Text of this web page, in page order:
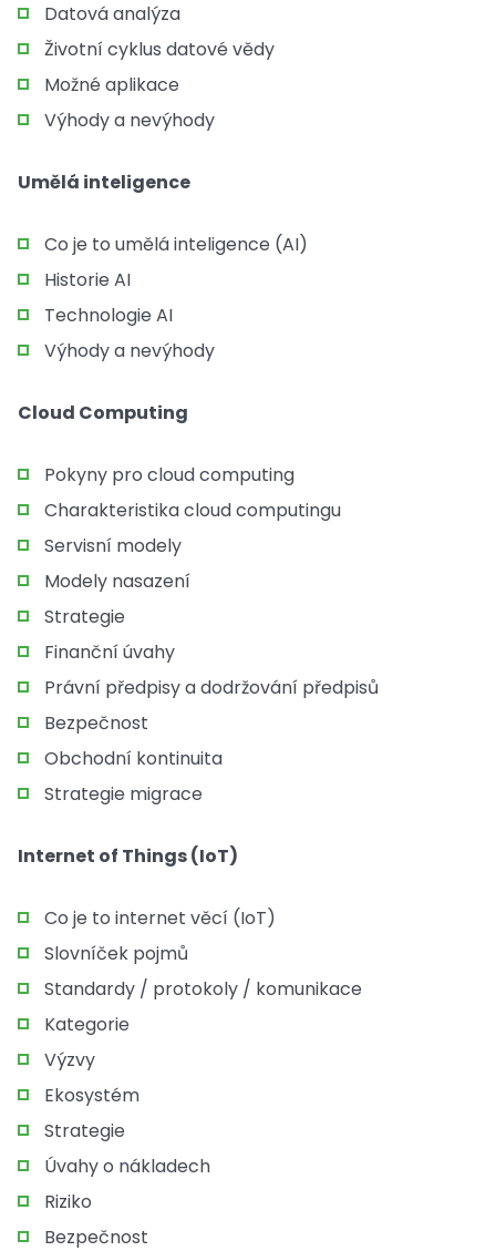
Datová analýza
Životní cyklus datové vědy
Možné aplikace
Výhody a nevýhody
Umělá inteligence
Co je to umělá inteligence (AI)
Historie AI
Technologie AI
Výhody a nevýhody
Cloud Computing
Pokyny pro cloud computing
Charakteristika cloud computingu
Servisní modely
Modely nasazení
Strategie
Finanční úvahy
Právní předpisy a dodržování předpisů
Bezpečnost
Obchodní kontinuita
Strategie migrace
Internet of Things (IoT)
Co je to internet věcí (IoT)
Slovníček pojmů
Standardy / protokoly / komunikace
Kategorie
Výzvy
Ekosystém
Strategie
Úvahy o nákladech
Riziko
Bezpečnost